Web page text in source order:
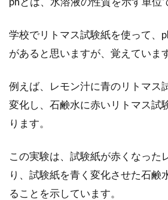
会社などでのマ
＆ケーキの出し
自宅への来客時、喫
ケーキを飲食する機
麦茶の容器を洗
いおすすめな容
学校でリトマス試験紙を使って、
があると思いますが、覚えていま
例えば、レモン汁に青のリトマス
変化し、石鹸水に赤いリトマス試
ります。
この実験は、試験紙が赤くなった
り、試験紙を青く変化させた石鹸
ることを示しています。